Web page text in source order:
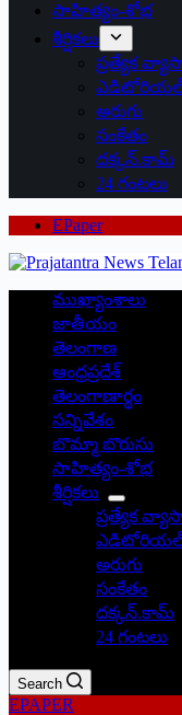
సాహిత్యం-శోభ
శీర్షికలు
ప్రత్యేక
అరుగు
సంకేతం
దక్కన్.కామ్
24 గంటలు
EPaper
ముఖ్యాంశాలు
జాతీయం
తెలంగాణ
ఆంధ్రప్రదేశ్
తెలంగాణార్థం
సన్నివేశం
బొమ్మా బొరుసు
సాహిత్యం-శోభ
శీర్షికలు
ప్రత్యేక
అరుగు
సంకేతం
దక్కన్.కామ్
24 గంటలు
Search
EPAPER